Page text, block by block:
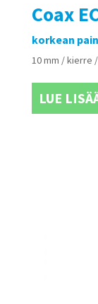
Coax
korkean
10 mm / kierre
LUE